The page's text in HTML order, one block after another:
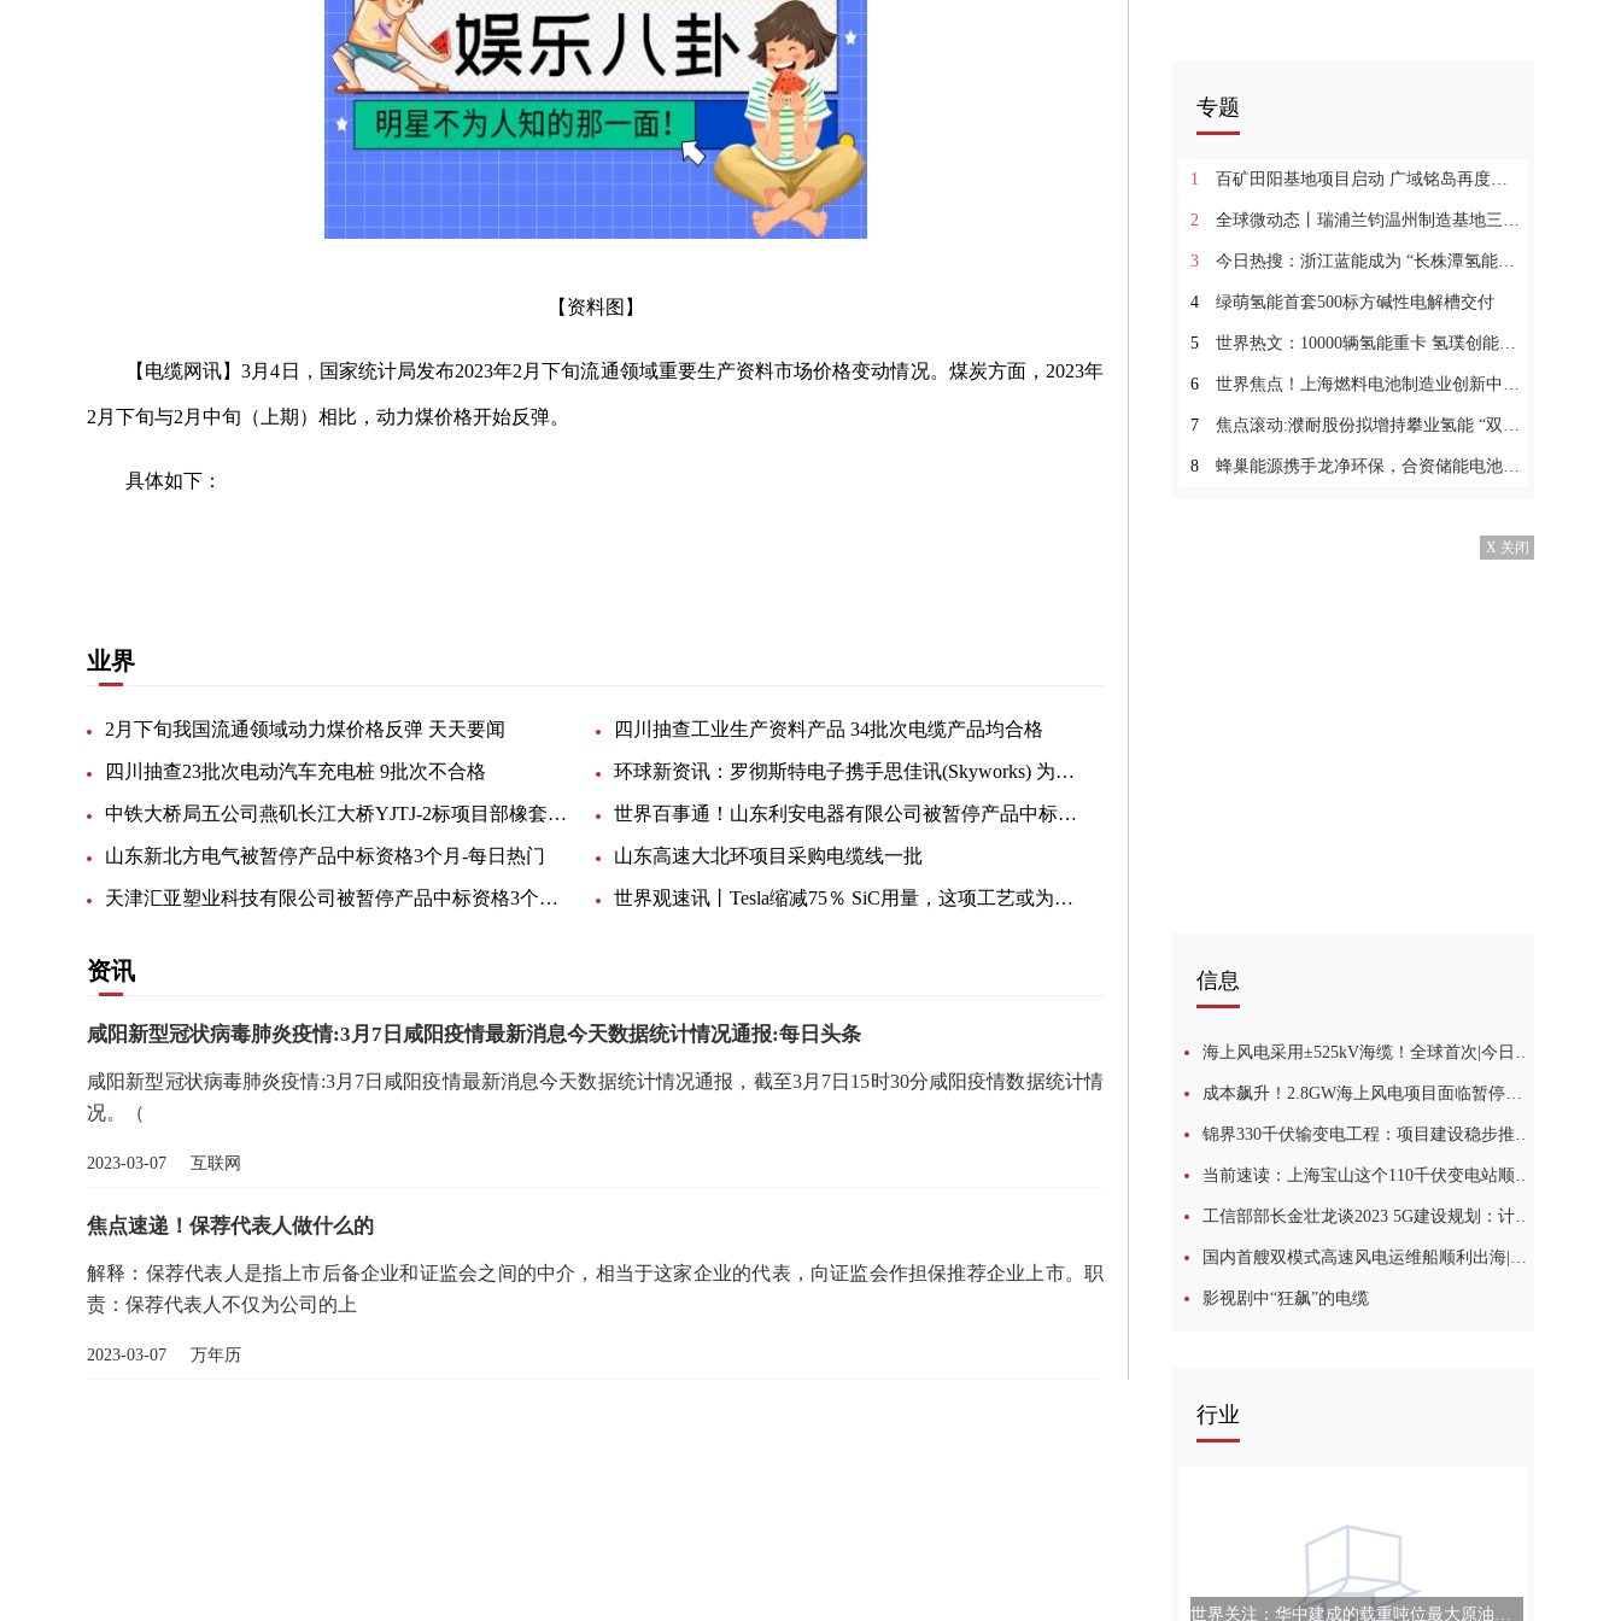
【资料图】
【电缆网讯】3月4日，国家统计局发布2023年2月下旬流通领域重要生产资料市场价格变动情况。煤炭方面，2023年
2月下旬与2月中旬（上期）相比，动力煤价格开始反弹。
具体如下：
业界
2月下旬我国流通领域动力煤价格反弹 天天要闻 四川抽查工业生产资料产品 34批次电缆产品均合格
四川抽查23批次电动汽车充电桩 9批次不合格 环球新资讯：罗彻斯特电子携手思佳讯(Skyworks) 为客户提供持续的产品支持，覆盖未停产及停产元器件
中铁大桥局五公司燕矶长江大桥YJTJ-2标项目部橡套电缆材料一批询价单 世界百事通！山东利安电器有限公司被暂停产品中标资格3个月
山东新北方电气被暂停产品中标资格3个月-每日热门 山东高速大北环项目采购电缆线一批
天津汇亚塑业科技有限公司被暂停产品中标资格3个月-微资讯 世界观速讯丨Tesla缩减75％ SiC用量，这项工艺或为关键！
资讯
咸阳新型冠状病毒肺炎疫情:3月7日咸阳疫情最新消息今天数据统计情况通报:每日头条
咸阳新型冠状病毒肺炎疫情:3月7日咸阳疫情最新消息今天数据统计情况通报，截至3月7日15时30分咸阳疫情数据统计情
况。（
2023-03-07 互联网
焦点速递！保荐代表人做什么的
解释：保荐代表人是指上市后备企业和证监会之间的中介，相当于这家企业的代表，向证监会作担保推荐企业上市。职
责：保荐代表人不仅为公司的上
2023-03-07 万年历
专题
1 百矿田阳基地项目启动 广域铭岛再度打造铝行业绿色低碳转型标杆 世界时讯
2 全球微动态丨瑞浦兰钧温州制造基地三期项目开工暨扩产50GWh签约仪式落成！
3 今日热搜：浙江蓝能成为 “长株潭氢能产业技术创新联合体”共同发起单位
4 绿萌氢能首套500标方碱性电解槽交付
5 世界热文：10000辆氢能重卡 氢璞创能与晋南钢铁达成战略合作
6 世界焦点！上海燃料电池制造业创新中心建设方案通过专家评审
7 焦点滚动:濮耐股份拟增持攀业氢能 “双高耐材大佬”要“进军”氢能产业
8 蜂巢能源携手龙净环保，合资储能电池项目龙岩开工_世界观热点
X 关闭
信息
海上风电采用±525kV海缆！全球首次|今日快看
成本飙升！2.8GW海上风电项目面临暂停风险
锦界330千伏输变电工程：项目建设稳步推进 确保5月底投产送电|天天观焦点
当前速读：上海宝山这个110千伏变电站顺利送电
工信部部长金壮龙谈2023 5G建设规划：计划新建60万个5G基站
国内首艘双模式高速风电运维船顺利出海|环球关注
影视剧中“狂飙”的电缆
行业
世界关注：华中建成的载重吨位最大原油船“长祥洲”轮在汉离厂